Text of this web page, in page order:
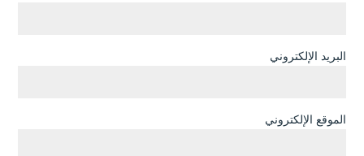
البريد الإلكتروني
الموقع الإلكتروني